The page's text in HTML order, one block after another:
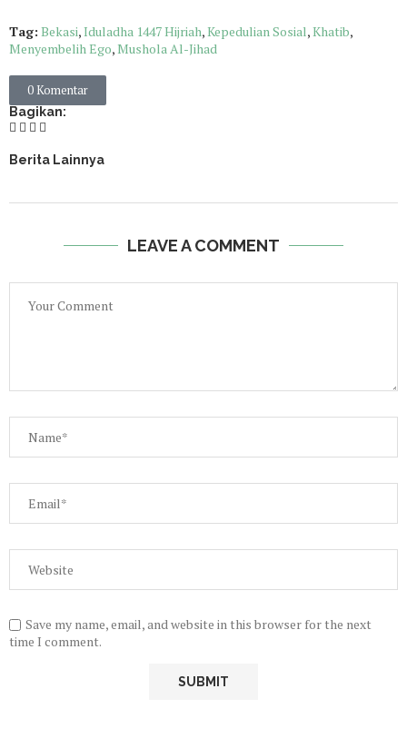
Tag: Bekasi,Iduladha 1447 Hijriah,Kepedulian Sosial,Khatib,
Menyembelih Ego,Mushola Al-Jihad
0 Komentar
Bagikan:
Berita Lainnya
LEAVE A COMMENT
Save my name, email, and website in this browser for the next
time I comment.